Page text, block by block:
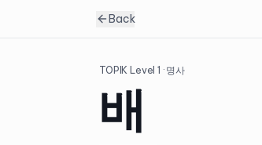
Back
TOPIK Level1 · 명사
배